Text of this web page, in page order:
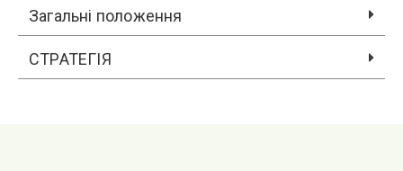
Загальні положення
СТРАТЕГІЯ